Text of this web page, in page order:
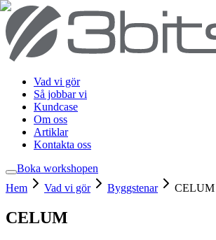
Vad vi gör
Så jobbar vi
Kundcase
Om oss
Artiklar
Kontakta oss
Boka workshopen
Hem
Vad vi gör Byggstenar CELUM
CELUM